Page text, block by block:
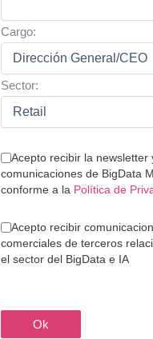
Cargo:
Sector:
Acepto recibir la newsletter
comunicaciones de BigData
conforme a la Política de
Acepto recibir
comerciales de terceros
el sector del BigData e IA